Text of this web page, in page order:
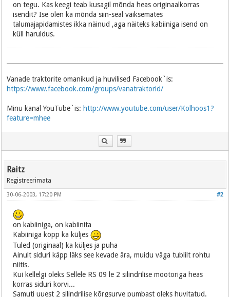
on tegu. Kas keegi teab kusagil mõnda heas originaalkorras
isendit? Ise olen ka mõnda siin-seal väiksemates
talumajapidamistes ikka näinud ,aga näiteks kabiiniga isend on
küll haruldus.
Vanade traktorite omanikud ja huvilised Facebook`is:
https://www.facebook.com/groups/vanatraktorid/
Minu kanal YouTube`is: http://www.youtube.com/user/Kolhoos1?
feature=mhee
Raitz
Registreerimata
#2
30-06-2003, 17:20 PM
on kabiiniga, on kabiinita
Kabiiniga kopp ka küljes
Tuled (originaal) ka küljes ja puha
Ainult siduri käpp läks see kevade ära, muidu väga tublilt rohtu
niitis.
Kui kellelgi oleks Sellele RS 09 le 2 silindrilise mootoriga heas
korras siduri korvi...
Samuti uuest 2 silindrilise kõrgsurve pumbast oleks huvitatud.